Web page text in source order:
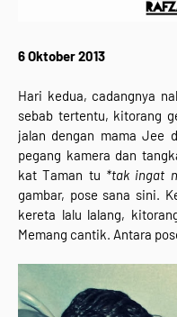
6 Oktober 2013
Hari kedua, cadangnya
sebab tertentu, kitorang
jalan dengan mama Jee
pegang kamera dan
kat Taman tu *tak ingat
gambar, pose sana sini.
kereta lalu lalang,
Memang cantik. Antara